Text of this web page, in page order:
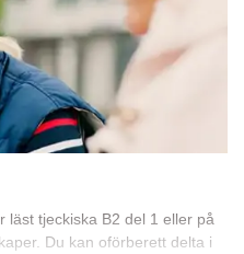
läst tjeckiska B2 del 1 eller på
Du kan oförberett delta i